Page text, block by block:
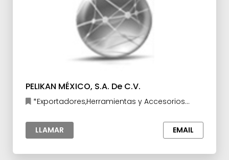
PELIKAN MÉXICO, S.A. De C.V.
*Exportadores,Herramientas y Accesorios
LLAMAR
EMAIL